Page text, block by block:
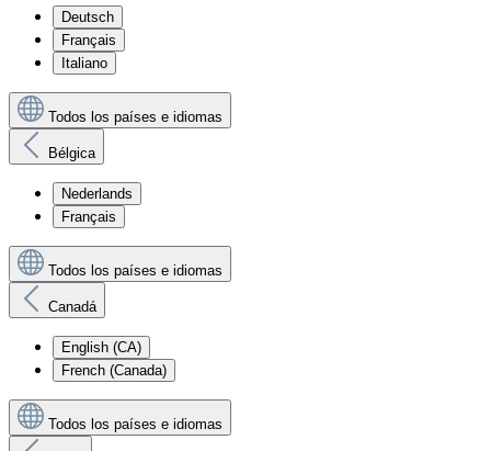
Deutsch
Français
Italiano
Todos los países e idiomas
Bélgica
Nederlands
Français
Todos los países e idiomas
Canadá
English (CA)
French (Canada)
Todos los países e idiomas